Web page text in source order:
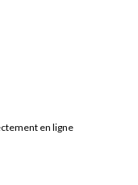
en ligne